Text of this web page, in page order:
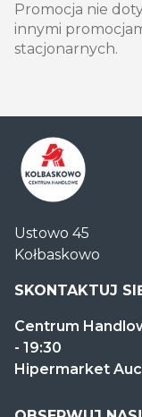
Promocja nie
innymi
stacjonarnych.
Handlowe
Auchan
Kołbaskowo
Ustowo 45
Kołbaskowo
SKONTAKTUJ
Centrum
- 19:30
Hipermarket